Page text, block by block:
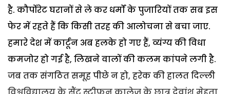
है. कौर्पोरेट घरानों से ले कर धर्मों के पुजारियों तक सब इस
फेर में रहते हैं कि किसी तरह की आलोचना से बचा जाए.
हमारे देश में कार्टून अब हलके हो गए हैं, व्यंग्य की विधा
कमजोर हो गई है, लिखने वालों की कलम कांपने लगी है.
जब तक संगठित समूह पीछे न हो, हरेक की हालत दिल्ली